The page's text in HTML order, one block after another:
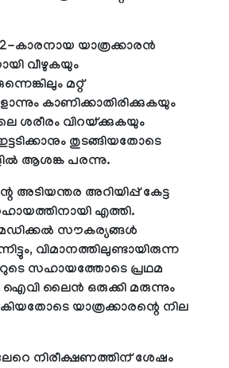
കാരനായ യാത്രക്കാരന്‍
വീഴുകയും
മറ്റ്
കാണിക്കാതിരിക്കുകയും
ശരീരം വിറയ്ക്കുകയും
തുടങ്ങിയതോടെ
ആശങ്ക പരന്നു.
അടിയന്തര അറിയിപ്പ് കേട്ട
എത്തി.
സൗകര്യങ്ങള്‍
വിമാനത്തിലുണ്ടായിരുന്ന
സഹായത്തോടെ പ്രഥമ
ലൈന്‍ ഒരുക്കി മരുന്നും
യാത്രക്കാരന്റെ നില
നിരീക്ഷണത്തിന് ശേഷം